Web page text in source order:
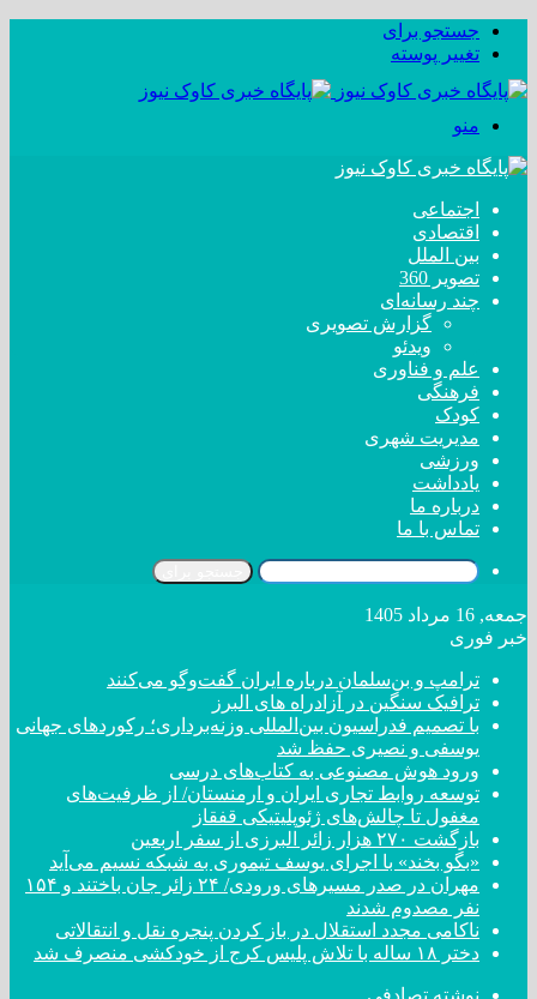
جستجو برای
تغییر پوسته
منو
اجتماعی
اقتصادی
بین الملل
تصویر 360
چند رسانه‌ای
گزارش تصویری
ویدئو
علم و فناوری
فرهنگی
کودک
مدیریت شهری
ورزشی
یادداشت
درباره ما
تماس با ما
جمعه, 16 مرداد 1405
خبر فوری
ترامپ و بن‌سلمان درباره ایران گفت‌و‌گو می‌کنند
ترافیک سنگین در آزادراه های البرز
با تصمیم فدراسیون بین‌المللی وزنه‌برداری؛ رکورد‌های جهانی
یوسفی و نصیری حفظ شد
ورود هوش مصنوعی به کتاب‌های درسی
توسعه روابط تجاری ایران و ارمنستان/ از ظرفیت‌های
مغفول تا چالش‌های ژئوپلیتیکی قفقاز
بازگشت ۲۷۰ هزار زائر البرزی از سفر اربعین
«بگو بخند» با اجرای یوسف تیموری به شبکه نسیم می‌آید
مهران در صدر مسیر‌های ورودی/ ۲۴ زائر جان باختند و ۱۵۴
نفر مصدوم شدند
ناکامی مجدد استقلال در باز کردن پنجره نقل و انتقالاتی
دختر ‌۱۸‌ ‌ساله‌ با تلاش پلیس کرج از خودکشی منصرف شد
نوشته تصادفی